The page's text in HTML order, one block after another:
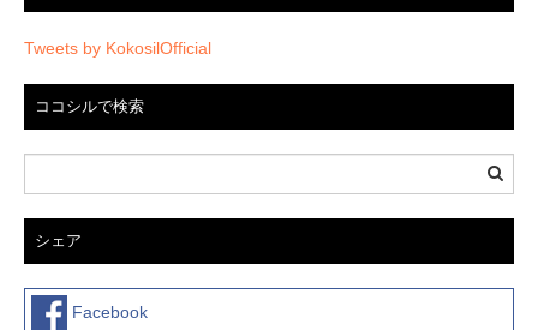
Tweets by KokosilOfficial
ココシルで検索
シェア
Facebook